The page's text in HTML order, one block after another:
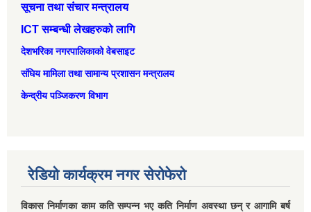
सूचना तथा संचार मन्त्रालय
ICT सम्बन्धी लेखहरुको लागि
देशभरिका नगरपालिकाको वेबसाइट
संघिय मामिला तथा सामान्‍य प्रशासन मन्त्रालय
केन्द्रीय पञ्जिकरण विभाग
रेडियो कार्यक्रम नगर सेरोफेरो
विकास निर्माणका काम कति सम्पन्न भए कति निर्माण अवस्था छन् र आगामि बर्ष